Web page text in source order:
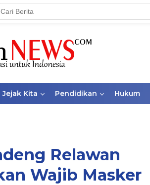
Jejak Kita Pendidikan Hukum
Relawan
Wajib Masker